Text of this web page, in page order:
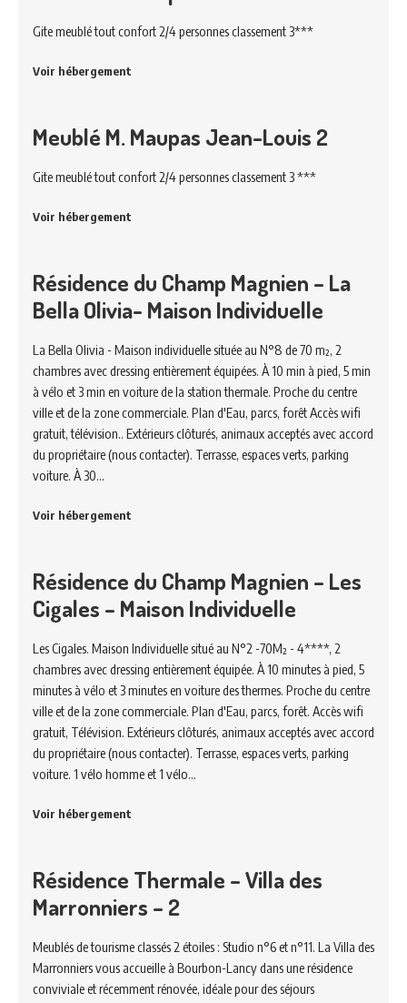
Gite meublé tout confort 2/4 personnes classement 3***
Voir hébergement
Meublé M. Maupas Jean-Louis 2
Gite meublé tout confort 2/4 personnes classement 3 ***
Voir hébergement
Résidence du Champ Magnien – La
Bella Olivia- Maison Individuelle
La Bella Olivia - Maison individuelle située au N°8 de 70 m², 2
chambres avec dressing entièrement équipées. À 10 min à pied, 5 min
à vélo et 3 min en voiture de la station thermale. Proche du centre
ville et de la zone commerciale. Plan d'Eau, parcs, forêt Accès wifi
gratuit, télévision.. Extérieurs clôturés, animaux acceptés avec accord
du propriétaire (nous contacter). Terrasse, espaces verts, parking
voiture. À 30…
Voir hébergement
Résidence du Champ Magnien – Les
Cigales – Maison Individuelle
Les Cigales. Maison Individuelle situé au N°2 -70M² - 4****, 2
chambres avec dressing entièrement équipée. À 10 minutes à pied, 5
minutes à vélo et 3 minutes en voiture des thermes. Proche du centre
ville et de la zone commerciale. Plan d'Eau, parcs, forêt. Accès wifi
gratuit, Télévision. Extérieurs clôturés, animaux acceptés avec accord
du propriétaire (nous contacter). Terrasse, espaces verts, parking
voiture. 1 vélo homme et 1 vélo…
Voir hébergement
Résidence Thermale – Villa des
Marronniers – 2
Meublés de tourisme classés 2 étoiles : Studio n°6 et n°11. La Villa des
Marronniers vous accueille à Bourbon-Lancy dans une résidence
conviviale et récemment rénovée, idéale pour des séjours